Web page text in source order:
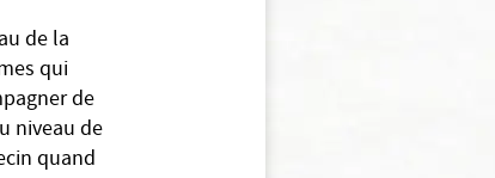
de la
qui
de
niveau de
quand